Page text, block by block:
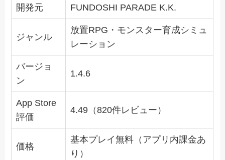
開発元 FUNDOSHI PARADE K.K.
ジャンル
放置RPG・モンスター育成シミュ
レーション
バージョ
ン
1.4.6
App Store
評価
4.49（820件レビュー）
価格
基本プレイ無料（アプリ内課金あ
り）